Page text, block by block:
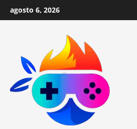
Skip
to
agosto 6, 2026